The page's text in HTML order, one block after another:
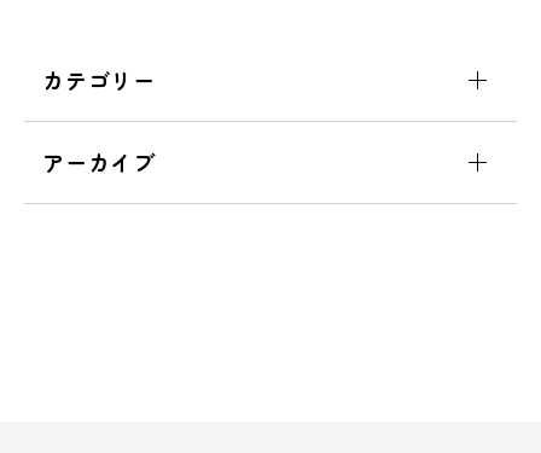
カテゴリー
アーカイブ